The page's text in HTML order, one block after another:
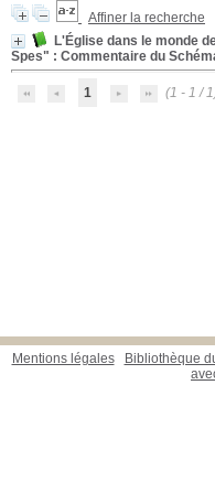
Affiner la recherche
L'Église dans le monde
Spes" : Commentaire du Schéma
1 (1 - 1 /
Mentions légales Bibliothèque